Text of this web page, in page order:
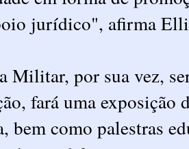
jurídico", afirma
Militar, por sua vez,
fará uma exposição
bem como palestras